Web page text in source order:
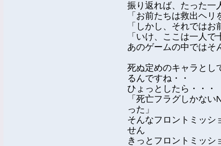
振り返れば、たった一
「お前たちは救出ヘ
「しかし、それでは
「いけ、ここは一人で
あのゲームの中ではそ
死ぬ定めのキャラとし
るんですね・・
ひょっとしたら・・・
「死亡フラグしかな
った」
そんなフロントミッシ
せん
きっとフロントミッシ